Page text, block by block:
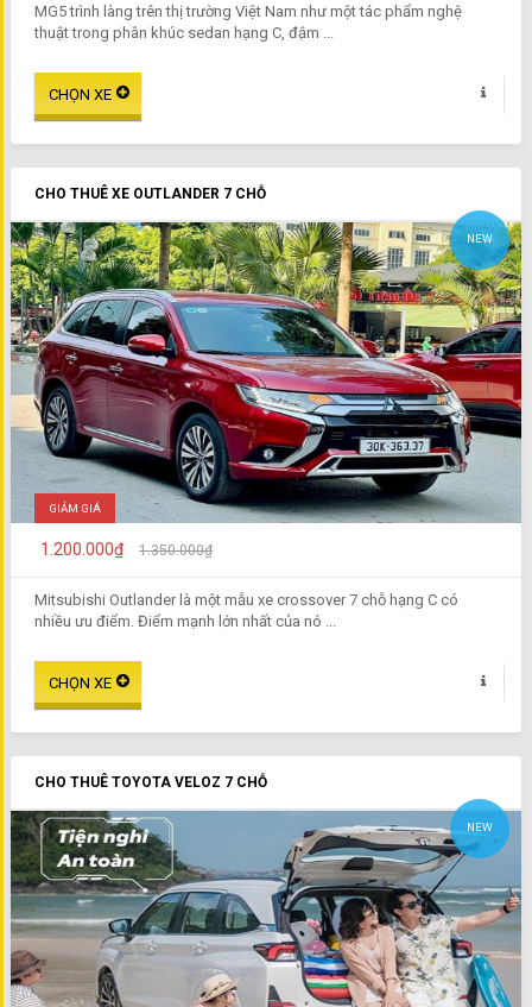
MG5 trình làng trên thị trường Việt Nam như một tác phẩm nghệ
thuật trong phân khúc sedan hạng C, đậm ...
CHO THUÊ XE OUTLANDER 7 CHỖ
NEW
GIẢM GIÁ
1.200.000₫ 1.350.000₫
Mitsubishi Outlander là một mẫu xe crossover 7 chỗ hạng C có
nhiều ưu điểm. Điểm mạnh lớn nhất của nó ...
CHO THUÊ TOYOTA VELOZ 7 CHỖ
NEW